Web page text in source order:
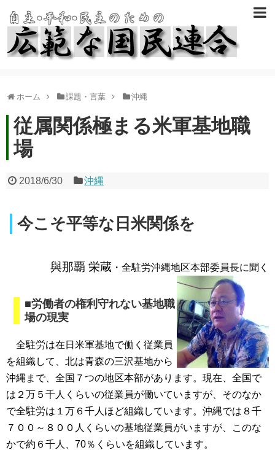
ホーム 課題・言葉 沖縄
従属関係極まる米軍基地職
場
2018/6/30 沖縄
今こそ平等な日米関係を
與那覇 栄蔵 ・全駐労沖縄地区本部委員長に聞く
■労働者の権利守れない基地職
場の現実
全駐労は在日米軍基地で働く従業員
を組織して、北は青森の三沢基地から
沖縄まで、全国７つの地区本部があります。現在、全国で
は２万５千人くらいの従業員が働いていますが、そのなか
で全駐労は１万６千人ほど組織しています。沖縄では８千
７００～８００人くらいの基地従業員がいますが、このな
かで約６千人、70％くらいを組織しています。